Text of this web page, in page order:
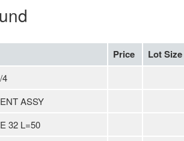
Price Lot Size
4
ASSY
32 L=50